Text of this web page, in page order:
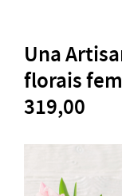
Una
florais
319,00